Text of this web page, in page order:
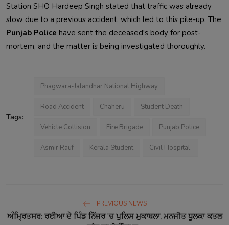
Station SHO Hardeep Singh stated that traffic was already
slow due to a previous accident, which led to this pile-up. The
Punjab Police have sent the deceased's body for post-
mortem, and the matter is being investigated thoroughly.
Tags:
Phagwara-Jalandhar National Highway
Road Accident Chaheru Student Death
Vehicle Collision Fire Brigade Punjab Police
Asmir Rauf Kerala Student Civil Hospital.
PREVIOUS NEWS
ਅੰਮ੍ਰਿਤਸਰ: ਰਈਆ ਦੇ ਪਿੰਡ ਨਿੱਜਰ 'ਚ ਪੁਲਿਸ ਮੁਕਾਬਲਾ, ਮਨਜੀਤ ਧੂਲਕਾ ਕਤਲ